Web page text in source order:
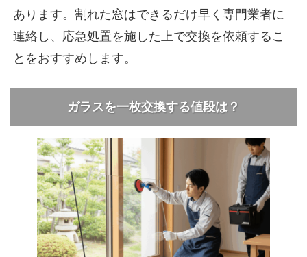
あります。割れた窓はできるだけ早く専門業者に
連絡し、応急処置を施した上で交換を依頼するこ
とをおすすめします。
ガラスを一枚交換する値段は？